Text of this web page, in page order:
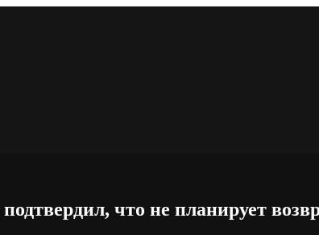
что не планирует